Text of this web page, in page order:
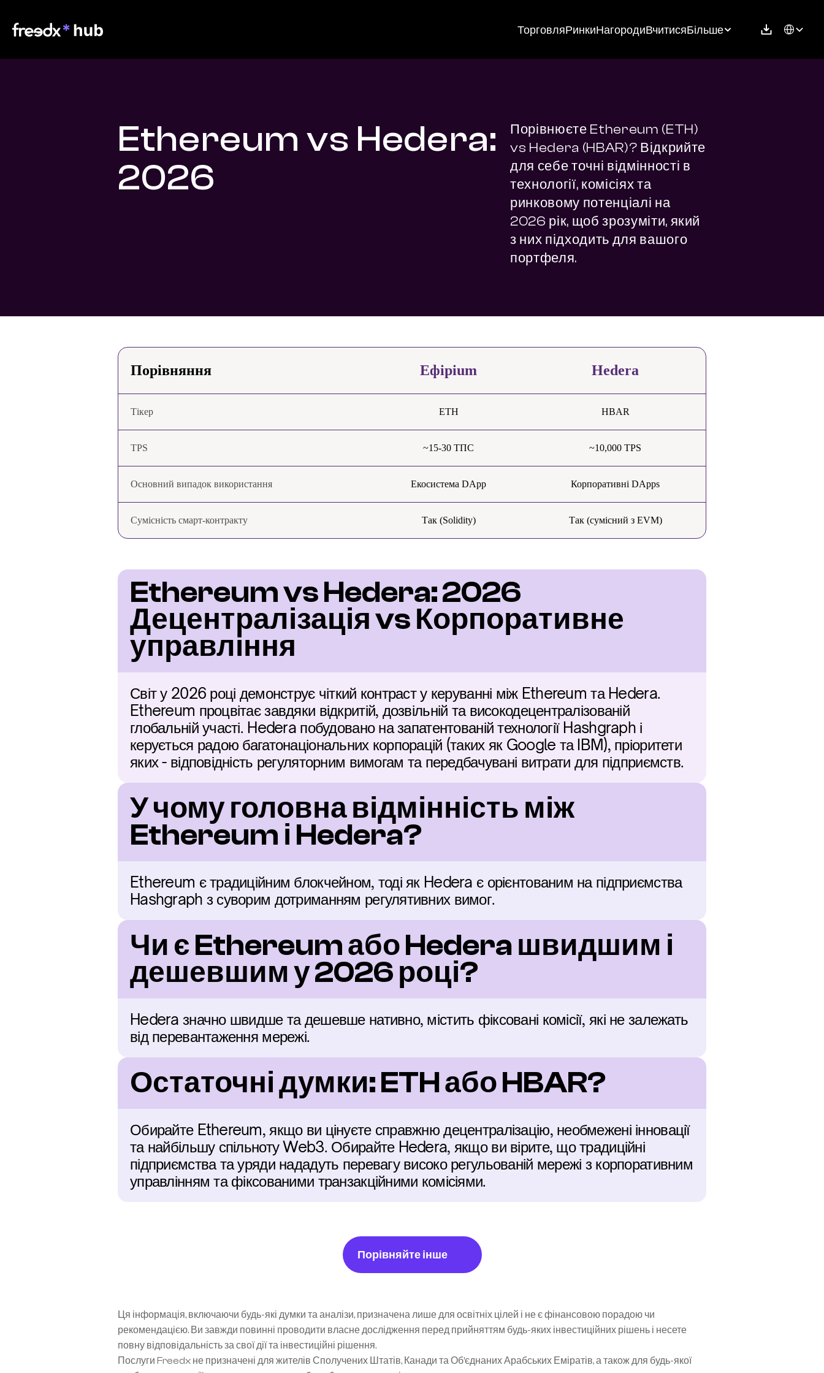
ТорговляРинкиНагородиВчитисяБільше Select
Ethereum vs Hedera:
2026
Порівнюєте Ethereum (ETH)
vs Hedera (HBAR)? Відкрийте
для себе точні відмінності в
технології, комісіях та
ринковому потенціалі на
2026 рік, щоб зрозуміти, який
з них підходить для вашого
портфеля.
Порівняння Ефірium Hedera
Тікер ETH HBAR
TPS ~15-30 ТПС ~10,000 TPS
Основний випадок використання Екосистема DApp Корпоративні DApps
Сумісність смарт-контракту Так (Solidity) Так (сумісний з EVM)
Ethereum vs Hedera: 2026
Децентралізація vs Корпоративне
управління
Світ у 2026 році демонструє чіткий контраст у керуванні між Ethereum та Hedera.
Ethereum процвітає завдяки відкритій, дозвільній та високодецентралізованій
глобальній участі. Hedera побудовано на запатентованій технології Hashgraph і
керується радою багатонаціональних корпорацій (таких як Google та IBM), пріоритети
яких - відповідність регуляторним вимогам та передбачувані витрати для підприємств.
У чому головна відмінність між
Ethereum і Hedera?
Ethereum є традиційним блокчейном, тоді як Hedera є орієнтованим на підприємства
Hashgraph з суворим дотриманням регулятивних вимог.
Чи є Ethereum або Hedera швидшим і
дешевшим у 2026 році?
Hedera значно швидше та дешевше нативно, містить фіксовані комісії, які не залежать
від перевантаження мережі.
Остаточні думки: ETH або HBAR?
Обирайте Ethereum, якщо ви цінуєте справжню децентралізацію, необмежені інновації
та найбільшу спільноту Web3. Обирайте Hedera, якщо ви вірите, що традиційні
підприємства та уряди нададуть перевагу високо регульованій мережі з корпоративним
управлінням та фіксованими транзакційними комісіями.
Порівняйте інше
Ця інформація, включаючи будь-які думки та аналізи, призначена лише для освітніх цілей і не є фінансовою порадою чи
рекомендацією. Ви завжди повинні проводити власне дослідження перед прийняттям будь-яких інвестиційних рішень і несете
повну відповідальність за свої дії та інвестиційні рішення.
Послуги Freedx не призначені для жителів Сполучених Штатів, Канади та Об’єднаних Арабських Еміратів, а також для будь-якої